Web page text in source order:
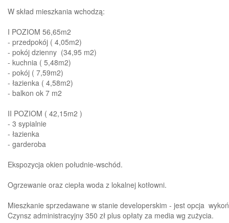
W skład mieszkania wchodzą:
I POZIOM 56,65m2
- przedpokój ( 4,05m2)
- pokój dzienny (34,95 m2)
- kuchnia ( 5,48m2)
- pokój ( 7,59m2)
- łazienka ( 4,58m2)
- balkon ok 7 m2
II POZIOM ( 42,15m2 )
- 3 sypialnie
- łazienka
- garderoba
Ekspozycja okien południe-wschód.
Ogrzewanie oraz ciepła woda z lokalnej kotłowni.
Mieszkanie sprzedawane w stanie developerskim - jest opcja
Czynsz administracyjny 350 zł plus opłaty za media wg zużycia.